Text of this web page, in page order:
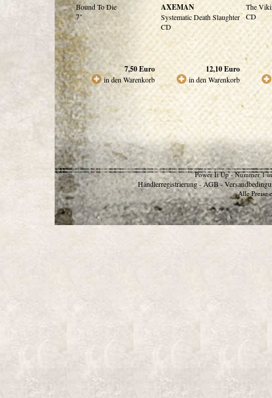
Bound To Die
7"
7,50Euro
in den Warenkorb
AXEMAN
Systematic Death Slaughter
CD
12,10Euro
in den Warenkorb
The
CD
Power It Up - Nummer 1
Händlerregistrierung - AGB -
Alle Preise